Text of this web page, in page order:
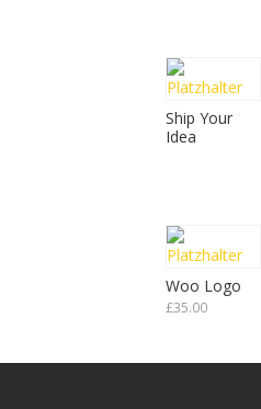
Ship Your
Idea
Woo Logo
£35.00